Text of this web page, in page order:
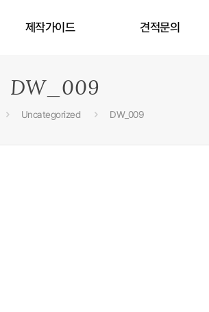
제작가이드 견적문의
DW_009
Uncategorized DW_009